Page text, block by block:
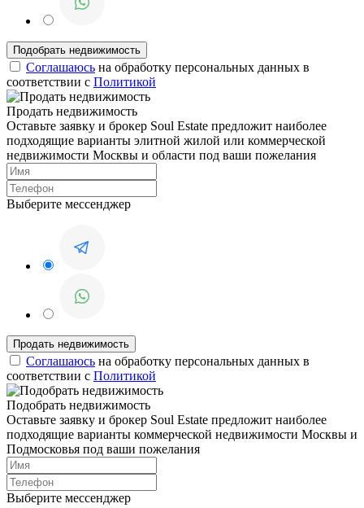
Соглашаюсь на обработку персональных данных в
соответствии с Политикой
Продать недвижимость
Оставьте заявку и брокер Soul Estate предложит наиболее
подходящие варианты элитной жилой или коммерческой
недвижимости Москвы и области под ваши пожелания
Выберите мессенджер
Соглашаюсь на обработку персональных данных в
соответствии с Политикой
Подобрать недвижимость
Оставьте заявку и брокер Soul Estate предложит наиболее
подходящие варианты коммерческой недвижимости Москвы и
Подмосковья под ваши пожелания
Выберите мессенджер